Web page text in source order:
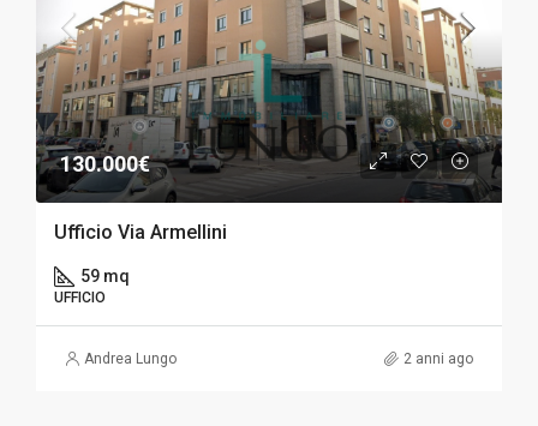
130.000€
Ufficio Via Armellini
59 mq
UFFICIO
Andrea Lungo 2 anni ago